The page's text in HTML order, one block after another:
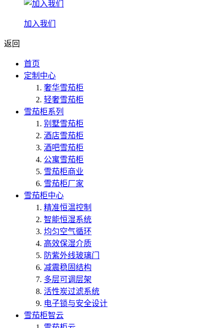
加入我们
返回
首页
定制中心
奢华雪茄柜
轻奢雪茄柜
雪茄柜系列
别墅雪茄柜
酒店雪茄柜
酒吧雪茄柜
公寓雪茄柜
雪茄柜商业
雪茄柜厂家
雪茄柜中心
精准恒温控制
智能恒湿系统
均匀空气循环
高效保湿介质
防紫外线玻璃门
减震稳固结构
多层可调层架
活性炭过滤系统
电子锁与安全设计
雪茄柜智云